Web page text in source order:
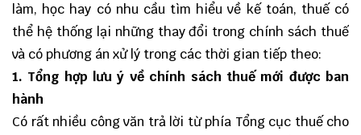
làm, học hay có nhu cầu tìm hiểu về kế toán, thuế có
thể hệ thống lại những thay đổi trong chính sách thuế
và có phương án xử lý trong các thời gian tiếp theo:
1. Tổng hợp lưu ý về chính sách thuế mới được ban
hành
Có rất nhiều công văn trả lời từ phía Tổng cục thuế cho